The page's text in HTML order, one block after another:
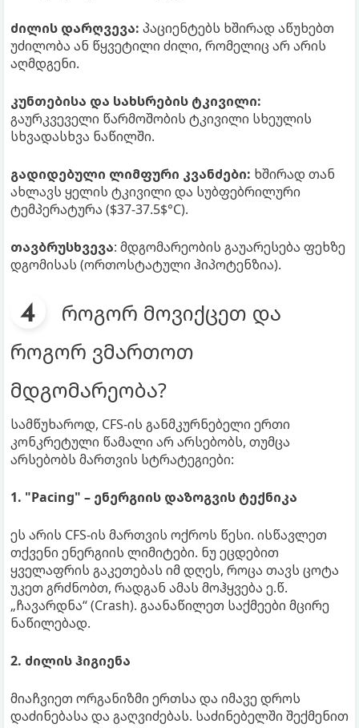
ძილის დარღვევა: პაციენტებს ხშირად აწუხებთ
უძილობა ან წყვეტილი ძილი, რომელიც არ არის
აღმდგენი.
კუნთებისა და სახსრების ტკივილი:
გაურკვეველი წარმოშობის ტკივილი სხეულის
სხვადასხვა ნაწილში.
გადიდებული ლიმფური კვანძები: ხშირად თან
ახლავს ყელის ტკივილი და სუბფებრილური
ტემპერატურა ($37-37.5$°C).
თავბრუსხვევა: მდგომარეობის გაუარესება ფეხზე
დგომისას (ორთოსტატული ჰიპოტენზია).
როგორ მოვიქცეთ და
როგორ ვმართოთ
მდგომარეობა?
სამწუხაროდ, CFS-ის განმკურნებელი ერთი
კონკრეტული წამალი არ არსებობს, თუმცა
არსებობს მართვის სტრატეგიები:
1. "Pacing" – ენერგიის დაზოგვის ტექნიკა
ეს არის CFS-ის მართვის ოქროს წესი. ისწავლეთ
თქვენი ენერგიის ლიმიტები. ნუ ეცდებით
ყველაფრის გაკეთებას იმ დღეს, როცა თავს ცოტა
უკეთ გრძნობთ, რადგან ამას მოჰყვება ე.წ.
„ჩავარდნა“ (Crash). გაანაწილეთ საქმეები მცირე
ნაწილებად.
2. ძილის ჰიგიენა
მიაჩვიეთ ორგანიზმი ერთსა და იმავე დროს
დაძინებასა და გაღვიძებას. საძინებელში შექმენით